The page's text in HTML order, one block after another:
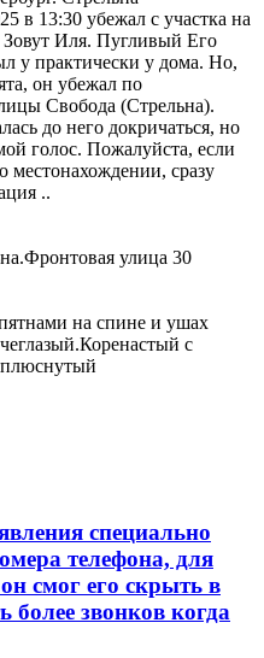
в 13:30 убежал с участка на
Зовут Иля. Пугливый Его
у практически у дома. Но,
он убежал по
Свобода (Стрельна).
до него докричаться, но
голос. Пожалуйста, если
местонахождении, сразу
..
улица 30
на спине и ушах
с
специально
телефона, для
смог его скрыть в
более звонков когда